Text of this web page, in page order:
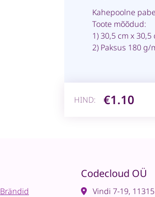
Kahepoolne
Toote mõõdud:
1) 30,5 cm x 30,5
2) Paksus 180 g/
HIND: €1.10
Brändid
Codecloud OÜ
Vindi 7-19,